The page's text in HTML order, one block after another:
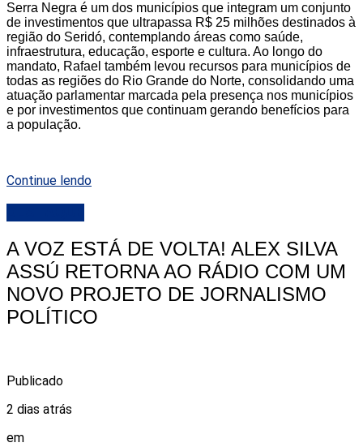
Serra Negra é um dos municípios que integram um conjunto
de investimentos que ultrapassa R$ 25 milhões destinados à
região do Seridó, contemplando áreas como saúde,
infraestrutura, educação, esporte e cultura. Ao longo do
mandato, Rafael também levou recursos para municípios de
todas as regiões do Rio Grande do Norte, consolidando uma
atuação parlamentar marcada pela presença nos municípios
e por investimentos que continuam gerando benefícios para
a população.
Continue lendo
A VOZ ESTÁ DE VOLTA! ALEX SILVA
ASSÚ RETORNA AO RÁDIO COM UM
NOVO PROJETO DE JORNALISMO
POLÍTICO
Publicado
2 dias atrás
em